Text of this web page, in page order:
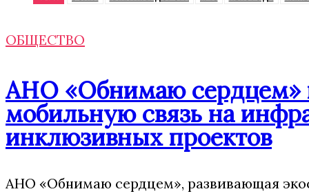
ОБЩЕСТВО
АНО «Обнимаю сердцем»
мобильную связь на
инклюзивных проектов
АНО «Обнимаю сердцем», развивающая